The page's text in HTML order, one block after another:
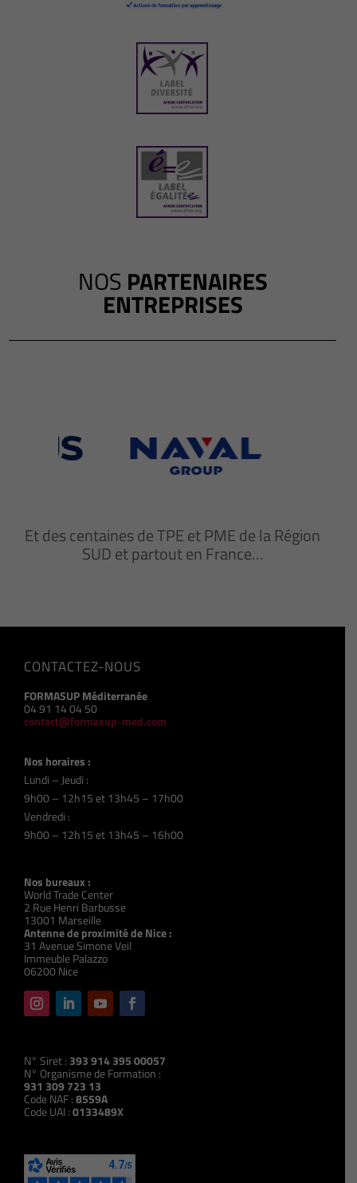
NOS PARTENAIRES
ENTREPRISES
Et des centaines de TPE et PME de la Région
SUD et partout en France…
CONTACTEZ-NOUS
FORMASUP Méditerranée
04 91 14 04 50
contact@formasup-med.com
Nos horaires :
Lundi – Jeudi :
9h00 – 12h15 et 13h45 – 17h00
Vendredi :
9h00 – 12h15 et 13h45 – 16h00
Nos bureaux :
World Trade Center
2 Rue Henri Barbusse
13001 Marseille
Antenne de proximité de Nice :
31 Avenue Simone Veil
Immeuble Palazzo
06200 Nice
N° Siret : 393 914 395 00057
N° Organisme de Formation :
931 309 723 13
Code NAF :8559A
Code UAI :0133489X